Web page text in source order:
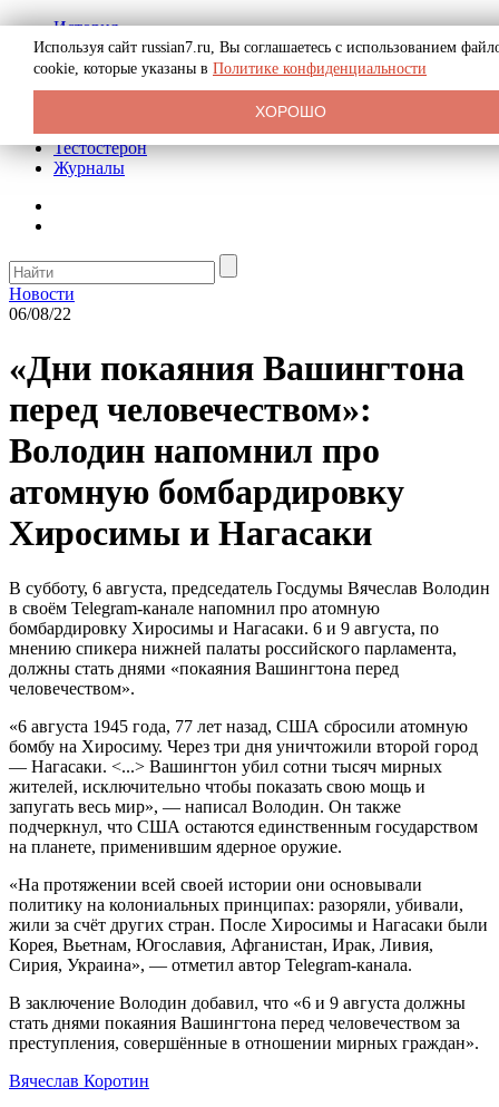
История
Биография
Криминал
Реклама на сайте
Тестостерон
Журналы
Новости
06/08/22
«Дни покаяния Вашингтона
перед человечеством»:
Володин напомнил про
атомную бомбардировку
Хиросимы и Нагасаки
В субботу, 6 августа, председатель Госдумы Вячеслав Володин
в своём Telegram-канале напомнил про атомную
бомбардировку Хиросимы и Нагасаки. 6 и 9 августа, по
мнению спикера нижней палаты российского парламента,
должны стать днями «покаяния Вашингтона перед
человечеством».
«6 августа 1945 года, 77 лет назад, США сбросили атомную
бомбу на Хиросиму. Через три дня уничтожили второй город
— Нагасаки. <...> Вашингтон убил сотни тысяч мирных
жителей, исключительно чтобы показать свою мощь и
запугать весь мир», — написал Володин. Он также
подчеркнул, что США остаются единственным государством
на планете, применившим ядерное оружие.
«На протяжении всей своей истории они основывали
политику на колониальных принципах: разоряли, убивали,
жили за счёт других стран. После Хиросимы и Нагасаки были
Корея, Вьетнам, Югославия, Афганистан, Ирак, Ливия,
Сирия, Украина», — отметил автор Telegram-канала.
В заключение Володин добавил, что «6 и 9 августа должны
стать днями покаяния Вашингтона перед человечеством за
преступления, совершëнные в отношении мирных граждан».
Вячеслав Коротин
Используя сайт russian7.ru, Вы соглашаетесь с использованием
cookie, которые указаны в Политике конфиденциальности
ХОРОШО